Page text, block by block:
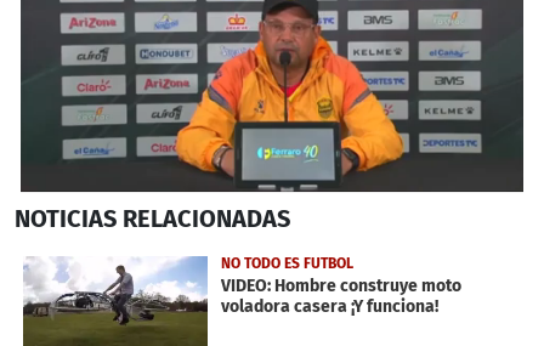
seconds
13
minutes,
11
seconds
NOTICIAS RELACIONADAS
NO TODO ES FUTBOL
VIDEO: Hombre construye moto
voladora casera ¡Y funciona!